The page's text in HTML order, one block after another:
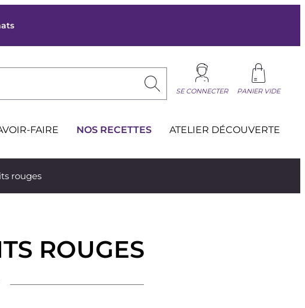
SE CONNECTER PANIER VIDE
FAIRE NOS RECETTES ATELIER DÉCOUVERTE
rouges
ROUGES